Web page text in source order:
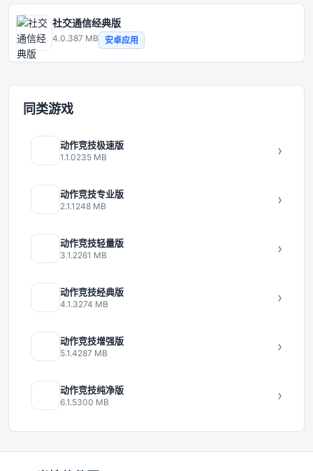
同类游戏
动作竞技极速版
1.1.0235 MB ›
动作竞技专业版
2.1.1 248 MB ›
动作竞技轻量版
3.1.2261 MB ›
动作竞技经典版
4.1.3274 MB ›
动作竞技增强版
5.1.4287 MB ›
动作竞技纯净版
6.1.5300 MB ›
社交通信经典版
4.0.387 MB 安卓应用